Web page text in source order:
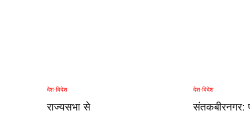
देश-विदेश
राज्यसभा से
देश-विदेश
संतकबीरनगर: